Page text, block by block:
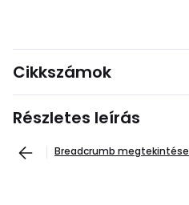
Cikkszámok
Részletes leírás
Breadcrumb megtekintése